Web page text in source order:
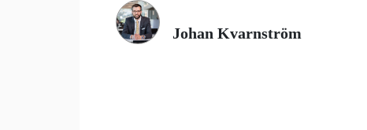
Johan Kvarnström